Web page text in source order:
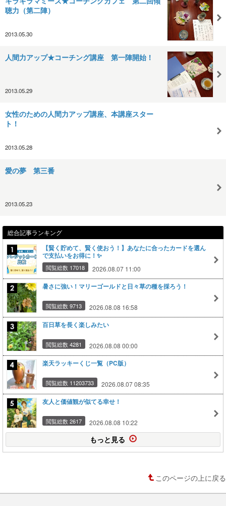
聴力（第二陣）
2013.05.30
人間力アップ★コーチング講座 第一陣開始！
2013.05.29
女性のための人間力アップ講座、本講座スター
ト！
2013.05.28
愛の夢 第三番
2013.05.23
総合記事ランキング
【賢く貯めて、賢く使おう！】あなたに合ったカードを選ん
で支払いをお得に！✨
閲覧総数 17018 2026.08.07 11:00
暑さに強い！マリーゴールドと日々草の種を採ろう！
閲覧総数 9713 2026.08.08 16:58
百日草を長く楽しみたい
閲覧総数 4281 2026.08.08 00:00
楽天ラッキーくじ一覧（PC版）
閲覧総数 11203733 2026.08.07 08:35
友人と価値観が似てる幸せ！
閲覧総数 2617 2026.08.08 10:22
もっと見る
このページの上に戻る